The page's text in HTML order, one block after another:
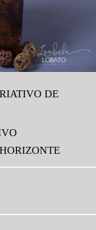
DE